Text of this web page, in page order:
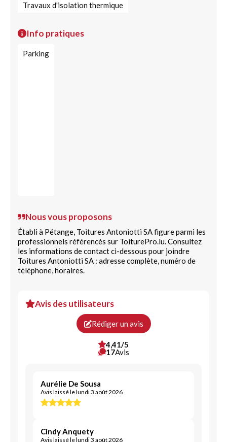
Travaux d'isolation thermique
Info pratiques
Parking
Nous vous proposons
Établi à Pétange, Toitures Antoniotti SA figure parmi les
professionnels référencés sur ToiturePro.lu. Consultez
les informations de contact ci-dessous pour joindre
Toitures Antoniotti SA : adresse complète, numéro de
téléphone, horaires.
Avis des utilisateurs
Rédiger un avis
4,41/5
17Avis
Aurélie De Sousa
Avis laissé le lundi 3 août 2026
Cindy Anquety
Avis laissé le lundi 3 août 2026